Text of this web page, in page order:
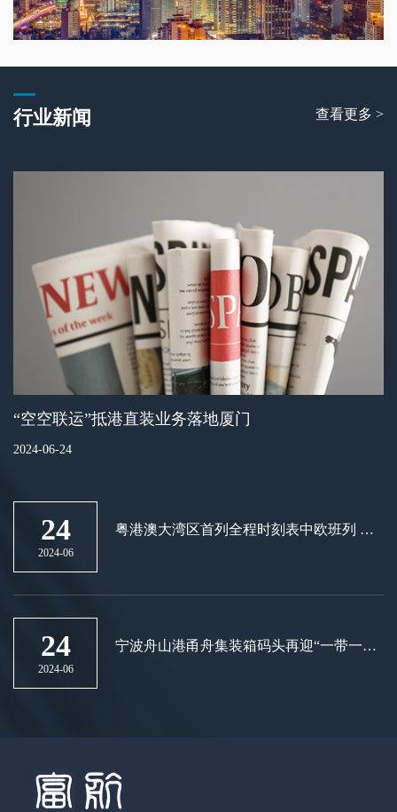
行业新闻 查看更多 >
“空空联运”抵港直装业务落地厦门
2024-06-24
24
2024-06
粤港澳大湾区首列全程时刻表中欧班列 在
24
2024-06
宁波舟山港甬舟集装箱码头再迎“一带一